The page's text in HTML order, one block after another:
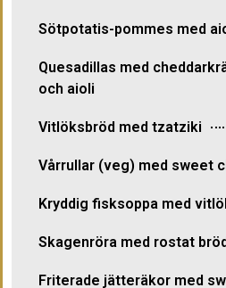
Sötpotatis-pommes med
Quesadillas med
och aioli
Vitlöksbröd med tzatziki
Vårrullar (veg) med sweet
Kryddig fisksoppa med
Skagenröra med rostat
Friterade jätteräkor med